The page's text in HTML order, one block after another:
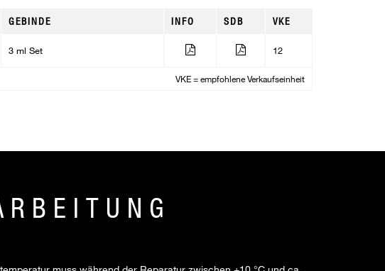
GEBINDE INFO SDB VKE
3 ml Set 12
VKE = empfohlene Verkaufseinheit